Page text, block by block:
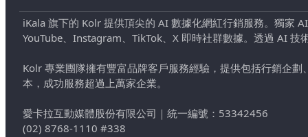
iKala 旗下的 Kolr 提供頂尖的 AI 數據化網紅行銷服務。獨家
YouTube、Instagram、TikTok、X 即時社群數據。透過 AI
Kolr 專業團隊擁有豐富品牌客戶服務經驗，提供包括行銷企
本，成功服務超過上萬家企業。
愛卡拉互動媒體股份有限公司 ｜ 統一編號：53342456
(02) 8768-1110 #338